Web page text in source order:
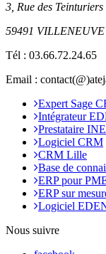
3, Rue des Teinturiers
59491
Tél : 03.66.72.24.65
Email :
Expert Sage
Intégrateur
Prestataire
Logiciel CRM
CRM Lille
Base de
ERP pour
ERP sur
Logiciel
Nous suivre